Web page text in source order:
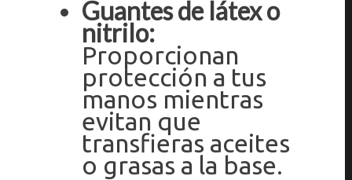
Guantes de látex o
nitrilo:
Proporcionan
protección a tus
manos mientras
evitan que
transfieras aceites
o grasas a la base.